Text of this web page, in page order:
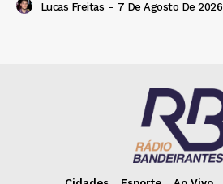
Lucas Freitas - 7 De Agosto De 2026